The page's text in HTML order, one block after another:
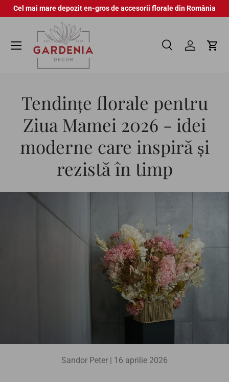
Sari la conținut
Cel mai mare depozit en-gros de accesorii florale din România
Căutare
Caută Coș
Meniu
Tendințe florale pentru
Ziua Mamei 2026 - idei
moderne care inspiră și
rezistă în timp
Sandor Peter | 16 aprilie 2026